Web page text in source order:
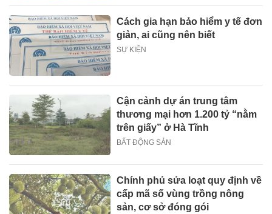
Cách gia hạn bảo hiểm y tế đơn
giản, ai cũng nên biết
SỰ KIỆN
Cận cảnh dự án trung tâm
thương mại hơn 1.200 tỷ “nằm
trên giấy” ở Hà Tĩnh
BẤT ĐỘNG SẢN
Chính phủ sửa loạt quy định về
cấp mã số vùng trồng nông
sản, cơ sở đóng gói